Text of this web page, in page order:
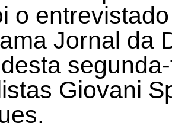
o
Jornal da
Giovani